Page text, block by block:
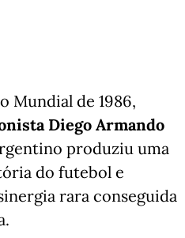
Mundial de 1986,
Diego Armando
produziu uma
do futebol e
rara conseguida